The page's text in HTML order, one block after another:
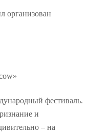
организован
фестиваль.
и
– на